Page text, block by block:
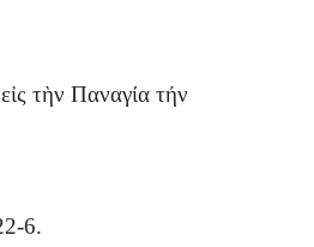
τὴν Παναγία τήν
6.